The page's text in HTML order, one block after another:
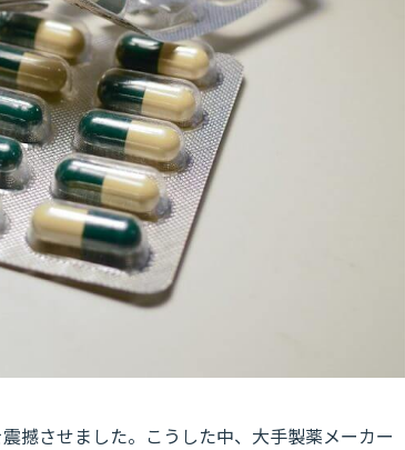
撼させました。こうした中、大手製薬メーカー